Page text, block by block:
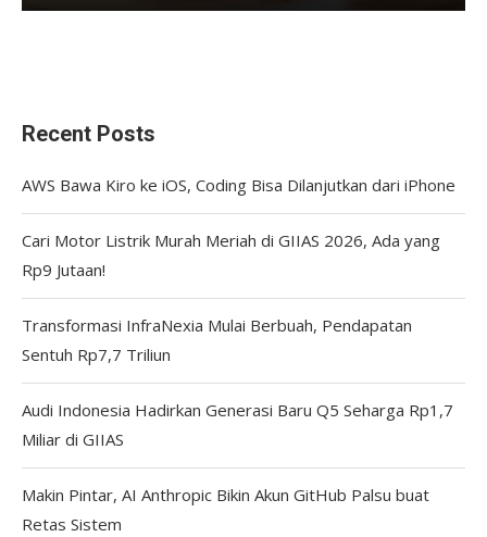
Recent Posts
AWS Bawa Kiro ke iOS, Coding Bisa Dilanjutkan dari iPhone
Cari Motor Listrik Murah Meriah di GIIAS 2026, Ada yang
Rp9 Jutaan!
Transformasi InfraNexia Mulai Berbuah, Pendapatan
Sentuh Rp7,7 Triliun
Audi Indonesia Hadirkan Generasi Baru Q5 Seharga Rp1,7
Miliar di GIIAS
Makin Pintar, AI Anthropic Bikin Akun GitHub Palsu buat
Retas Sistem